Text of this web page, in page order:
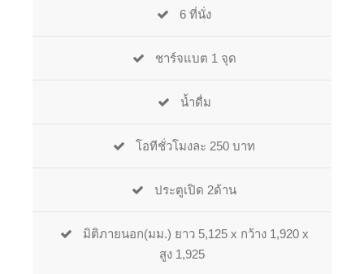
6 ที่นั่ง
ชาร์จแบต 1 จุด
น้ำดื่ม
โอทีชั่วโมงละ 250 บาท
ประตูเปิด 2ด้าน
มิติภายนอก(มม.) ยาว 5,125 x กว้าง 1,920 x
สูง 1,925